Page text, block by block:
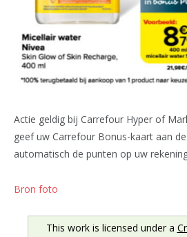
Actie geldig bij Carrefour Hyper of
geef uw Carrefour Bonus-kaart aan
automatisch de punten op uw
Bron foto
This work is licensed under a